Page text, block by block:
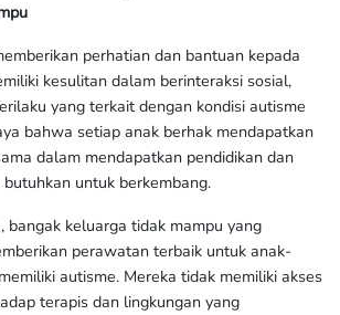
perhatian dan bantuan kepada
kesulitan dalam berinteraksi sosial,
yang terkait dengan kondisi autisme
bahwa setiap anak berhak mendapatkan
dalam mendapatkan pendidikan dan
untuk berkembang.
bangak keluarga tidak mampu yang
perawatan terbaik untuk anak-
autisme. Mereka tidak memiliki akses
terapis dan lingkungan yang